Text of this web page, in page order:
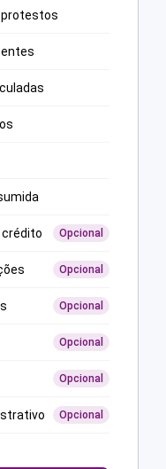
protestos
crédito Opcional
Opcional
Opcional
Opcional
Opcional
Opcional